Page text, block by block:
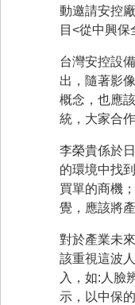
動邀請安控
目<從中興
台灣安控設
出，隨著影
概念，也應
統，大家合
李榮貴係於
的環境中找
買單的商機
覺，應該將
對於產業未
該重視這波
入，如:人臉
示，以中保